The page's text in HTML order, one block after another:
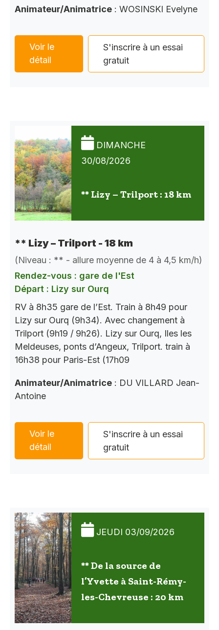
Animateur/Animatrice : WOSINSKI Evelyne
Voir le
détail
S'inscrire à un essai
gratuit
DIMANCHE
30/08/2026
** Lizy – Trilport : 18 km
** Lizy – Trilport - 18 km
(Niveau : ** - allure moyenne de 4 à 4,5 km/h)
Rendez-vous : gare de l'Est
Départ : Lizy sur Ourq
RV à 8h35 gare de l’Est. Train à 8h49 pour
Lizy sur Ourq (9h34). Avec changement à
Trilport (9h19 / 9h26). Lizy sur Ourq, Iles les
Meldeuses, ponts d’Angeux, Trilport. train à
16h38 pour Paris-Est (17h09
Animateur/Animatrice : DU VILLARD Jean-
Antoine
Voir le
détail
S'inscrire à un essai
gratuit
JEUDI 03/09/2026
** De la source de
l’Yvette à Saint-Rémy-
les-Chevreuse : 20 km